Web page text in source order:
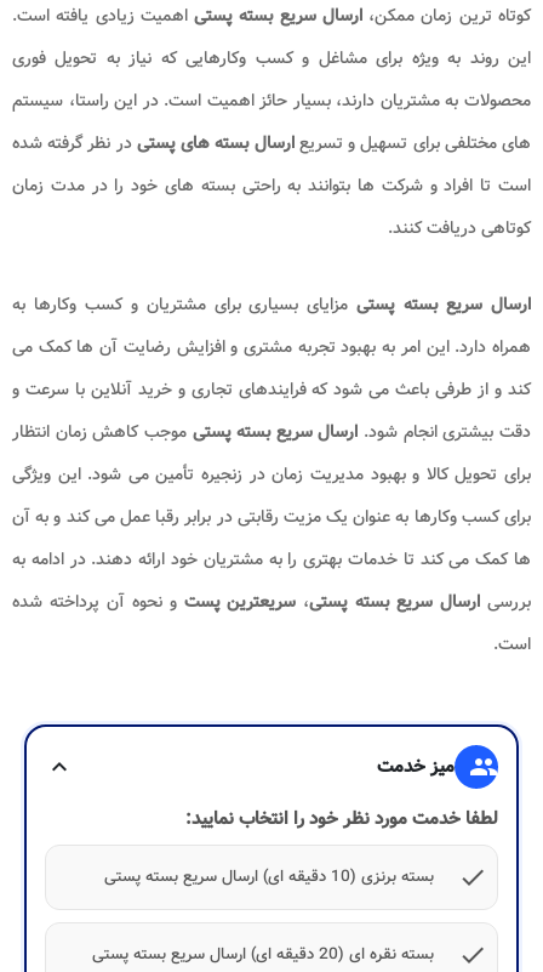
کوتاه ترین زمان ممکن،ارسال سریع بسته پستیاهمیت زیادی یافته است.
این روند به ویژه برای مشاغل و کسب وکارهایی که نیاز به تحویل فوری
محصولات به مشتریان دارند، بسیار حائز اهمیت است. در این راستا، سیستم
های مختلفی برای تسهیل و تسریعارسال بسته های پستیدر نظر گرفته شده
است تا افراد و شرکت ها بتوانند به راحتی بسته های خود را در مدت زمان
کوتاهی دریافت کنند.
ارسال سریع بسته پستیمزایای بسیاری برای مشتریان و کسب وکارها به
همراه دارد. این امر به بهبود تجربه مشتری و افزایش رضایت آن ها کمک می
کند و از طرفی باعث می شود که فرایندهای تجاری و خرید آنلاین با سرعت و
دقت بیشتری انجام شود. ارسال سریع بسته پستی موجب کاهش زمان انتظار
برای تحویل کالا و بهبود مدیریت زمان در زنجیره تأمین می شود. این ویژگی
برای کسب وکارها به عنوان یک مزیت رقابتی در برابر رقبا عمل می کند و به آن
ها کمک می کند تا خدمات بهتری را به مشتریان خود ارائه دهند. در ادامه به
بررسیارسال سریع بسته پستی، سریعترین پست و نحوه آن پرداخته شده
است.
group میز خدمت
expand_more
لطفا خدمت مورد نظر خود را انتخاب نمایید:
check
بسته برنزی (10 دقیقه ای) ارسال سریع بسته پستی
check بسته نقره ای (20 دقیقه ای) ارسال سریع بسته پستی